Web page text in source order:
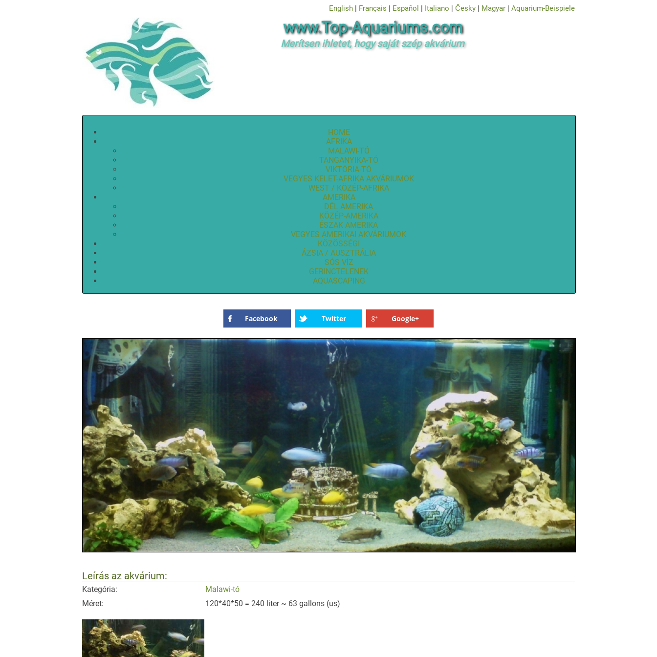
English | Français | Español | Italiano | Česky | Magyar | Aquarium-Beispiele
www.Top-Aquariums.com
Merítsen ihletet, hogy saját szép akvárium
HOME
AFRIKA
MALAWI-TÓ
TANGANYIKA-TÓ
VIKTÓRIA-TÓ
VEGYES KELET-AFRIKA AKVÁRIUMOK
WEST / KÖZÉP-AFRIKA
AMERIKA
DÉL AMERIKA
KÖZÉP-AMERIKA
ÉSZAK AMERIKA
VEGYES AMERIKAI AKVÁRIUMOK
KÖZÖSSÉGI
ÁZSIA / AUSZTRÁLIA
SÓS VÍZ
GERINCTELENEK
AQUASCAPING
Facebook Twitter Google+
Leírás az akvárium:
Kategória:
Malawi-tó
Méret:
120*40*50 = 240 liter ~ 63 gallons (us)